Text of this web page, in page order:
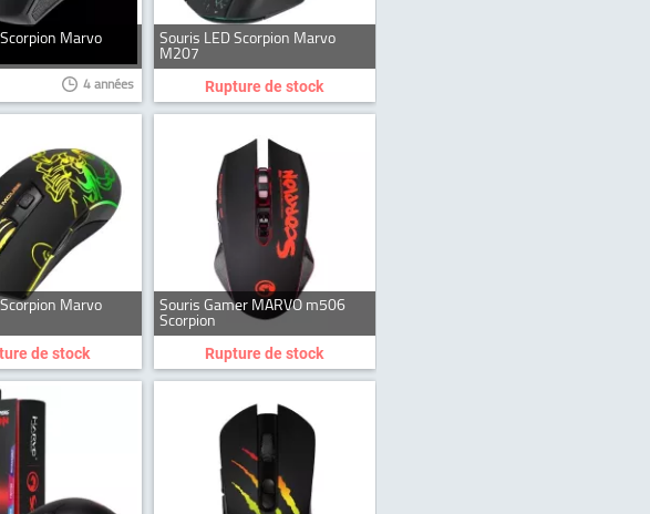
Marvo
4 années
Souris LED Scorpion Marvo
M207
Rupture de stock
Marvo
de stock
Souris Gamer MARVO m506
Scorpion
Rupture de stock